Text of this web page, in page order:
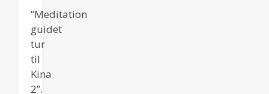
“Meditation
guidet
tur
til
Kina
2”.